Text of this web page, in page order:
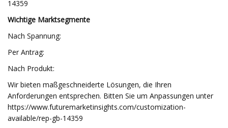
14359
Wichtige Marktsegmente
Nach Spannung:
Per Antrag:
Nach Produkt:
Wir bieten maßgeschneiderte Lösungen, die Ihren
Anforderungen entsprechen. Bitten Sie um Anpassungen unter
https://www.futuremarketinsights.com/customization-
available/rep-gb-14359